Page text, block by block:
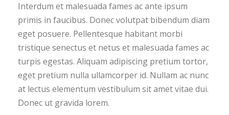
Interdum et malesuada fames ac ante ipsum
primis in faucibus. Donec volutpat bibendum diam
eget posuere. Pellentesque habitant morbi
tristique senectus et netus et malesuada fames ac
turpis egestas. Aliquam adipiscing pretium tortor,
eget pretium nulla ullamcorper id. Nullam ac nunc
at lectus elementum vestibulum sit amet vitae dui.
Donec ut gravida lorem.